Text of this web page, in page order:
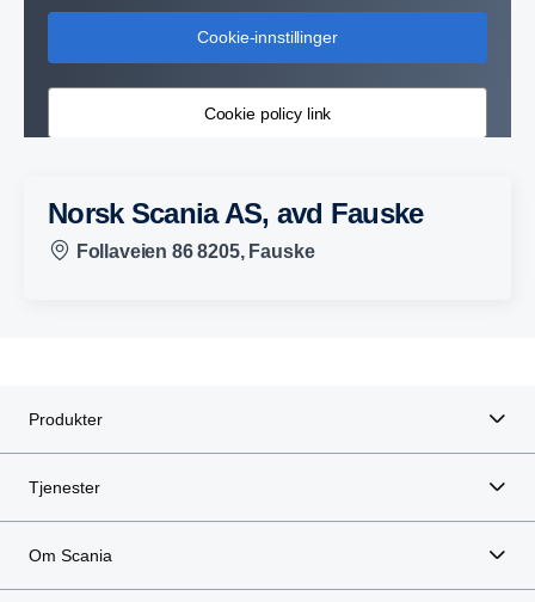
Cookie-innstillinger
Cookie policy link
Norsk Scania AS, avd Fauske
Follaveien 86 8205, Fauske
Produkter
Tjenester
Om Scania